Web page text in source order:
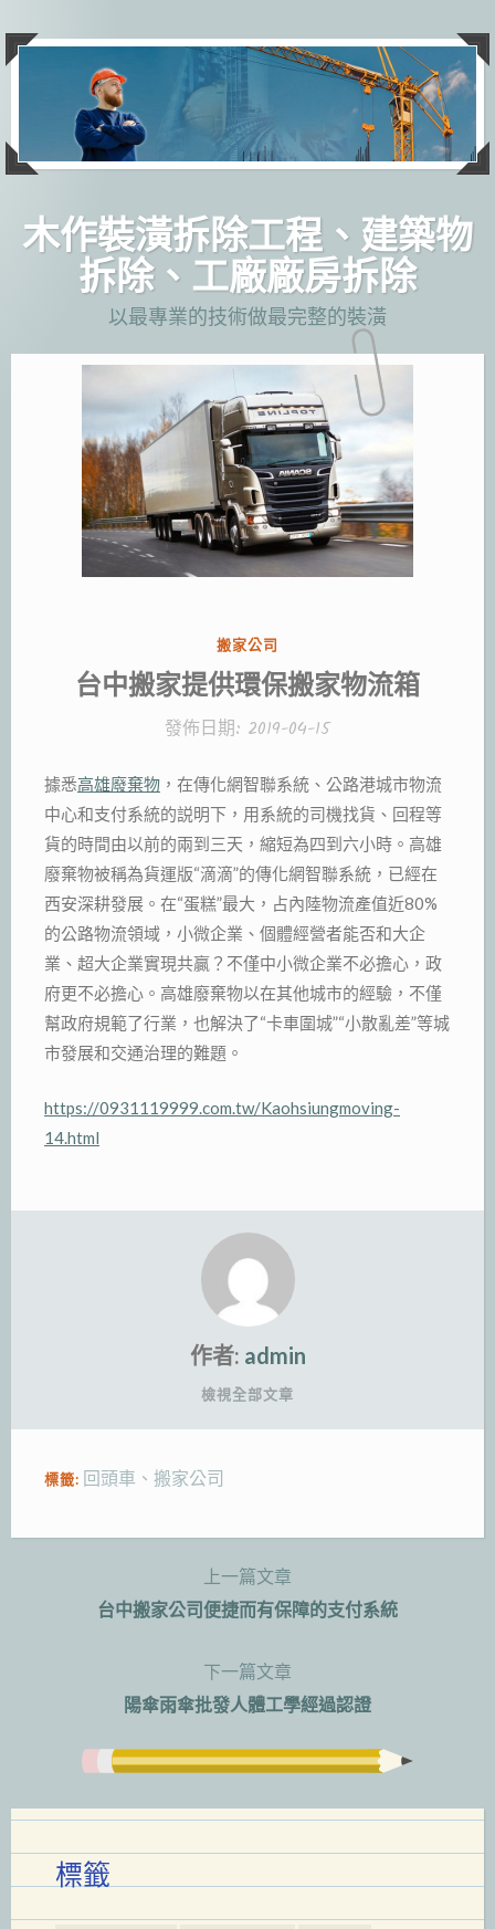
主
木作裝潢拆除工程、建築物
拆除、工廠廠房拆除
以最專業的技術做最完整的裝潢
分
類:
搬家公司
台中搬家提供環保搬家物流箱
發佈日期: 2019-04-15
據悉高雄廢棄物 ，在傳化網智聯系統、公路港城市物流
中心和支付系統的説明下，用系統的司機找貨、回程等
貨的時間由以前的兩到三天，縮短為四到六小時。高雄
廢棄物被稱為貨運版“滴滴”的傳化網智聯系統，已經在
西安深耕發展。在“蛋糕”最大，占內陸物流產值近80%
的公路物流領域，小微企業、個體經營者能否和大企
業、超大企業實現共贏？不僅中小微企業不必擔心，政
府更不必擔心。高雄廢棄物以在其他城市的經驗，不僅
幫政府規範了行業，也解決了“卡車圍城”“小散亂差”等城
市發展和交通治理的難題。
https://0931119999.com.tw/Kaohsiungmoving-
14.html
作者: admin
檢視全部文章
標籤: 回頭車 、 搬家公司
上一篇文章
台中搬家公司便捷而有保障的支付系統
下一篇文章
陽傘雨傘批發人體工學經過認證
標籤